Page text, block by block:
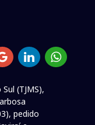
(TJMS),
pedido